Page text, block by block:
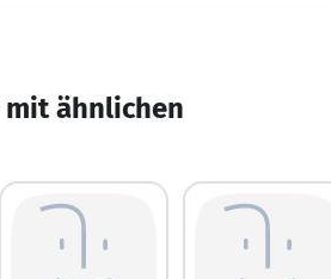
mit ähnlichen